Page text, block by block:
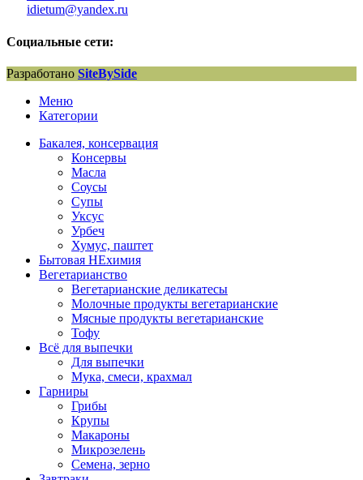
idietum@yandex.ru
Социальные сети:
Разработано SiteBySide
Меню
Категории
Бакалея, консервация
Консервы
Масла
Соусы
Супы
Уксус
Урбеч
Хумус, паштет
Бытовая НЕхимия
Вегетарианство
Вегетарианские деликатесы
Молочные продукты вегетарианские
Мясные продукты вегетарианские
Тофу
Всё для выпечки
Для выпечки
Мука, смеси, крахмал
Гарниры
Грибы
Крупы
Макароны
Микрозелень
Семена, зерно